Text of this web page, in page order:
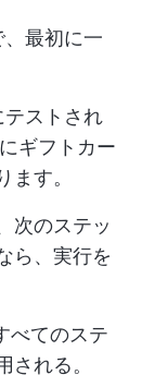
最初に一
ストされ
ギフトカー
ます。
次のステッ
ら、実行を
べてのステ
れる。